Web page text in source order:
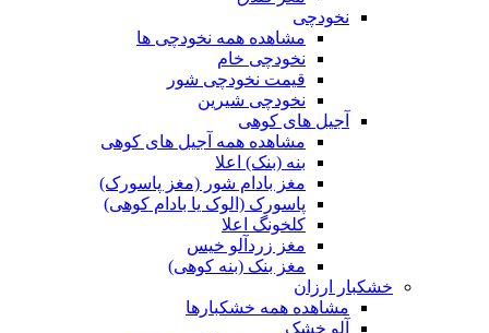
نخودچی
مشاهده همه نخودچی ها
نخودچی خام
قیمت نخودچی شور
نخودچی شیرین
آجیل های کوهی
مشاهده همه آجیل های کوهی
بنه (بنک) اعلا
مغز بادام شور (مغز پاسورک)
پاسورک (الوک یا بادام کوهی)
کلخونگ اعلا
مغز زردآلو خیس
مغز بنک (بنه کوهی)
خشکبار ارزان
مشاهده همه خشکبارها
آلو خشک